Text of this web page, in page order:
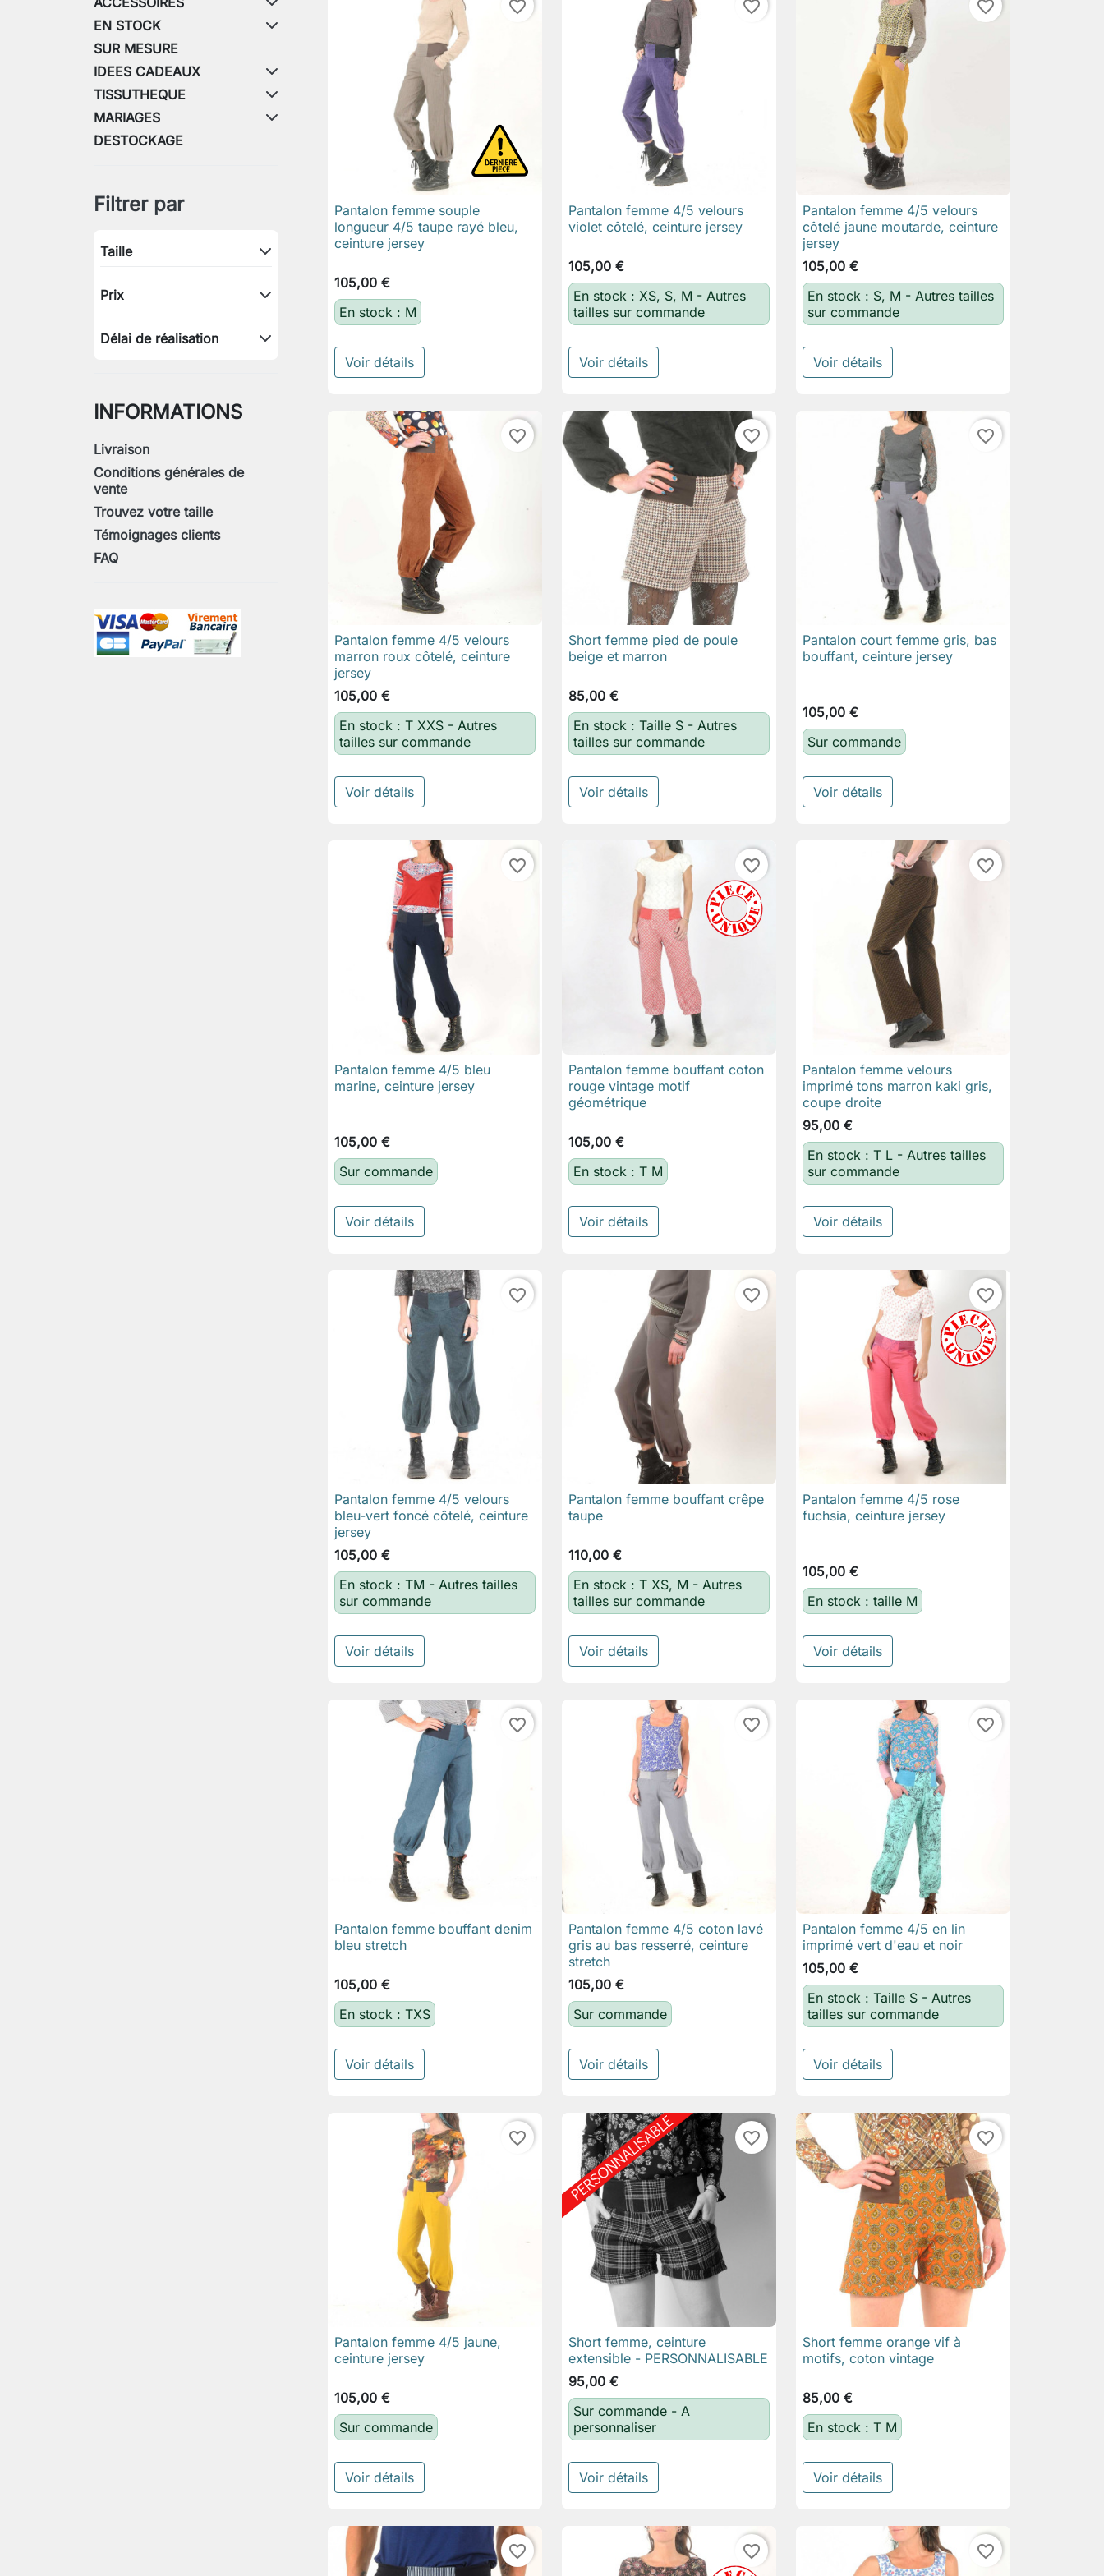
EN STOCK
SUR MESURE
IDEES CADEAUX
TISSUTHEQUE
MARIAGES
DESTOCKAGE
Filtrer par
Taille
Prix
Délai de réalisation
INFORMATIONS
Livraison
Conditions générales de
vente
Trouvez votre taille
Témoignages clients
FAQ
favorite_border
 Aperçu rapide
Pantalon femme souple
longueur 4/5 taupe rayé bleu,
ceinture jersey
105,00 €
En stock : M
Voir détails
favorite_border
 Aperçu rapide
Pantalon femme 4/5 velours
violet côtelé, ceinture jersey
105,00 €
En stock : XS, S, M - Autres
tailles sur commande
Voir détails
favorite_border
 Aperçu rapide
Pantalon femme 4/5 velours
côtelé jaune moutarde, ceinture
jersey
105,00 €
En stock : S, M - Autres tailles
sur commande
Voir détails
favorite_border
 Aperçu rapide
Pantalon femme 4/5 velours
marron roux côtelé, ceinture
jersey
105,00 €
En stock : T XXS - Autres
tailles sur commande
Voir détails
favorite_border
 Aperçu rapide
Short femme pied de poule
beige et marron
85,00 €
En stock : Taille S - Autres
tailles sur commande
Voir détails
favorite_border
 Aperçu rapide
Pantalon court femme gris, bas
bouffant, ceinture jersey
105,00 €
Sur commande
Voir détails
favorite_border
 Aperçu rapide
Pantalon femme 4/5 bleu
marine, ceinture jersey
105,00 €
Sur commande
Voir détails
favorite_border
 Aperçu rapide
Pantalon femme bouffant coton
rouge vintage motif
géométrique
105,00 €
En stock : T M
Voir détails
favorite_border
 Aperçu rapide
Pantalon femme velours
imprimé tons marron kaki gris,
coupe droite
95,00 €
En stock : T L - Autres tailles
sur commande
Voir détails
favorite_border
 Aperçu rapide
Pantalon femme 4/5 velours
bleu-vert foncé côtelé, ceinture
jersey
105,00 €
En stock : TM - Autres tailles
sur commande
Voir détails
favorite_border
 Aperçu rapide
Pantalon femme bouffant crêpe
taupe
110,00 €
En stock : T XS, M - Autres
tailles sur commande
Voir détails
favorite_border
 Aperçu rapide
Pantalon femme 4/5 rose
fuchsia, ceinture jersey
105,00 €
En stock : taille M
Voir détails
favorite_border
 Aperçu rapide
Pantalon femme bouffant denim
bleu stretch
105,00 €
En stock : TXS
Voir détails
favorite_border
 Aperçu rapide
Pantalon femme 4/5 coton lavé
gris au bas resserré, ceinture
stretch
105,00 €
Sur commande
Voir détails
favorite_border
 Aperçu rapide
Pantalon femme 4/5 en lin
imprimé vert d'eau et noir
105,00 €
En stock : Taille S - Autres
tailles sur commande
Voir détails
favorite_border
 Aperçu rapide
Pantalon femme 4/5 jaune,
ceinture jersey
105,00 €
Sur commande
Voir détails
favorite_border
 Aperçu rapide
Short femme, ceinture
extensible - PERSONNALISABLE
95,00 €
Sur commande - A
personnaliser
Voir détails
favorite_border
 Aperçu rapide
Short femme orange vif à
motifs, coton vintage
85,00 €
En stock : T M
Voir détails
favorite_border favorite_border favorite_border